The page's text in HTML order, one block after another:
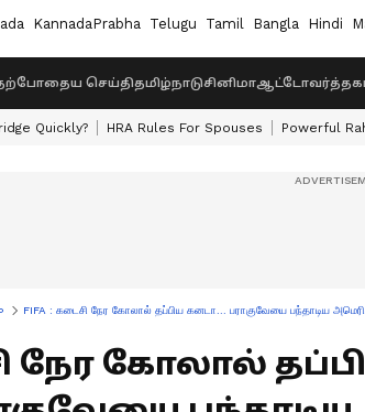
KannadaPrabha Telugu Tamil Bangla Hindi
செய்திதமிழ்நாடுசினிமாஆட்டோ
Quickly? HRA Rules For Spouses Powerful
FIFA : கடைசி நேர கோலால் தப்பிய கனடா... பராகுவேயை பந்தாடிய
நேர கோலால்